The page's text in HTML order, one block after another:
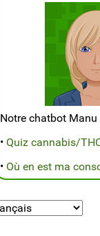
Notre chatbot
• Quiz cannabis/
• Où en est ma